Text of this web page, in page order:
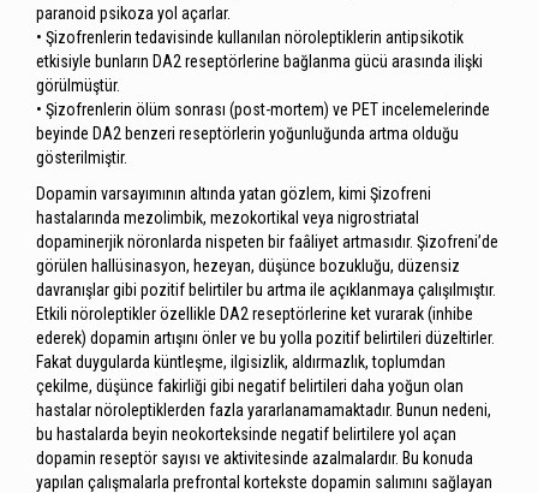
paranoid psikoza yol açarlar.
• Şizofrenlerin tedavisinde kullanılan nöroleptiklerin antipsikotik
etkisiyle bunların DA2 reseptörlerine bağlanma gücü arasında ilişki
görülmüştür.
• Şizofrenlerin ölüm sonrası (post-mortem) ve PET incelemelerinde
beyinde DA2 benzeri reseptörlerin yoğunluğunda artma olduğu
gösterilmiştir.
Dopamin varsayımının altında yatan gözlem, kimi Şizofreni
hastalarında mezolimbik, mezokortikal veya nigrostriatal
dopaminerjik nöronlarda nispeten bir faâliyet artmasıdır. Şizofreni’de
görülen hallüsinasyon, hezeyan, düşünce bozukluğu, düzensiz
davranışlar gibi pozitif belirtiler bu artma ile açıklanmaya çalışılmıştır.
Etkili nöroleptikler özellikle DA2 reseptörlerine ket vurarak (inhibe
ederek) dopamin artışını önler ve bu yolla pozitif belirtileri düzeltirler.
Fakat duygularda küntleşme, ilgisizlik, aldırmazlık, toplumdan
çekilme, düşünce fakirliği gibi negatif belirtileri daha yoğun olan
hastalar nöroleptiklerden fazla yararlanamamaktadır. Bunun nedeni,
bu hastalarda beyin neokorteksinde negatif belirtilere yol açan
dopamin reseptör sayısı ve aktivitesinde azalmalardır. Bu konuda
yapılan çalışmalarla prefrontal kortekste dopamin salımını sağlayan